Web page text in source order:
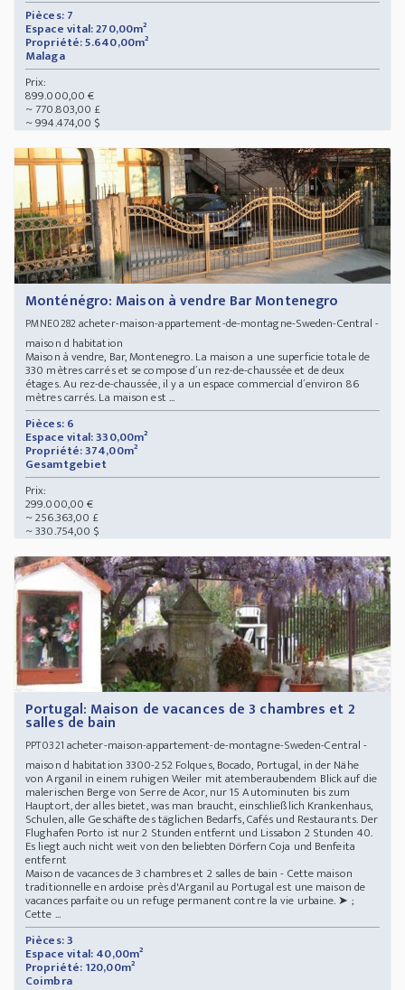
Pièces: 7
Espace vital: 270,00m²
Propriété: 5.640,00m²
Malaga
Prix:
899.000,00 €
~ 770.803,00 £
~ 994.474,00 $
Monténégro: Maison à vendre Bar Montenegro
PMNE0282acheter-maison-appartement-de-montagne-Sweden-Central -
maison d habitation
Maison à vendre, Bar, Montenegro. La maison a une superficie totale de
330 mètres carrés et se compose d´un rez-de-chaussée et de deux
étages. Au rez-de-chaussée, il y a un espace commercial d´environ 86
mètres carrés. La maison est ...
Pièces: 6
Espace vital: 330,00m²
Propriété: 374,00m²
Gesamtgebiet
Prix:
299.000,00 €
~ 256.363,00 £
~ 330.754,00 $
Portugal: Maison de vacances de 3 chambres et 2
salles de bain
PPT0321 acheter-maison-appartement-de-montagne-Sweden-Central -
maison d habitation 3300-252 Folques, Bocado, Portugal, in der Nähe
von Arganil in einem ruhigen Weiler mit atemberaubendem Blick auf die
malerischen Berge von Serre de Acor, nur 15 Autominuten bis zum
Hauptort, der alles bietet, was man braucht, einschließlich Krankenhaus,
Schulen, alle Geschäfte des täglichen Bedarfs, Cafés und Restaurants. Der
Flughafen Porto ist nur 2 Stunden entfernt und Lissabon 2 Stunden 40.
Es liegt auch nicht weit von den beliebten Dörfern Coja und Benfeita
entfernt
Maison de vacances de 3 chambres et 2 salles de bain - Cette maison
traditionnelle en ardoise près d'Arganil au Portugal est une maison de
vacances parfaite ou un refuge permanent contre la vie urbaine. ➤ ;
Cette ...
Pièces: 3
Espace vital: 40,00m²
Propriété: 120,00m²
Coimbra